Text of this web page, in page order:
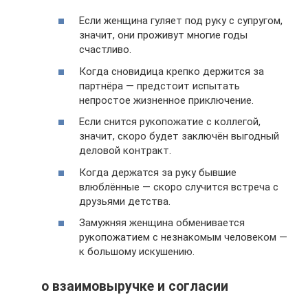
Если женщина гуляет под руку с супругом,
значит, они проживут многие годы
счастливо.
Когда сновидица крепко держится за
партнёра — предстоит испытать
непростое жизненное приключение.
Если снится рукопожатие с коллегой,
значит, скоро будет заключён выгодный
деловой контракт.
Когда держатся за руку бывшие
влюблённые — скоро случится встреча с
друзьями детства.
Замужняя женщина обменивается
рукопожатием с незнакомым человеком —
к большому искушению.
о взаимовыручке и согласии